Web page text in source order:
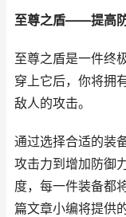
至尊之盾——提高
至尊之盾是一件终
穿上它后，你将拥
敌人的攻击。
通过选择合适的装
攻击力到增加防御
度，每一件装备都
篇文章小编将提供